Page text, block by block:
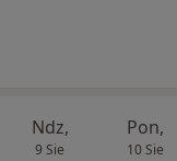
Ndz,
9 Sie
Pon,
10 Sie